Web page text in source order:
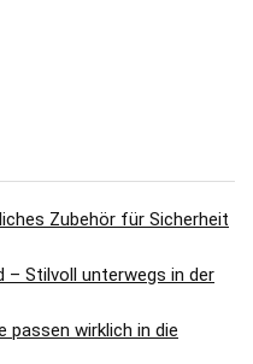
Zubehör für Sicherheit
– Stilvoll unterwegs in der
passen wirklich in die